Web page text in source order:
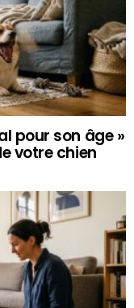
pour son âge »
votre chien